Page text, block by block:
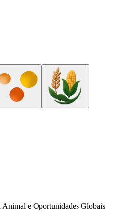
e Oportunidades Globais